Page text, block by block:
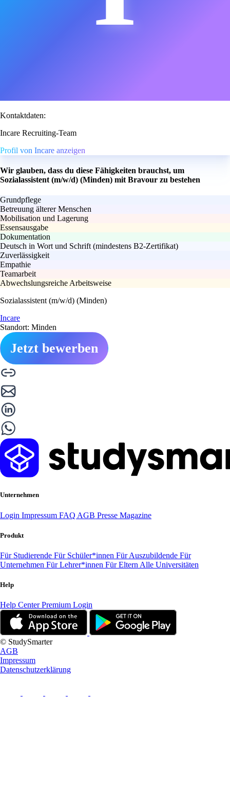
Kontaktdaten:
Incare Recruiting-Team
Profil von Incare anzeigen
Wir glauben, dass du diese Fähigkeiten brauchst, um
Sozialassistent (m/w/d) (Minden) mit Bravour zu bestehen
Grundpflege
Betreuung älterer Menschen
Mobilisation und Lagerung
Essensausgabe
Dokumentation
Deutsch in Wort und Schrift (mindestens B2-Zertifikat)
Zuverlässigkeit
Empathie
Teamarbeit
Abwechslungsreiche Arbeitsweise
Sozialassistent (m/w/d) (Minden)
Incare
Standort: Minden
Jetzt bewerben
Unternehmen
Login Impressum FAQ AGB Presse Magazine
Produkt
Für Studierende Für Schüler*innen Für Auszubildende Für
Unternehmen Für Lehrer*innen Für Eltern Alle Universitäten
Help
Help CenterPremium Login
© StudySmarter
AGB
Impressum
Datenschutzerklärung